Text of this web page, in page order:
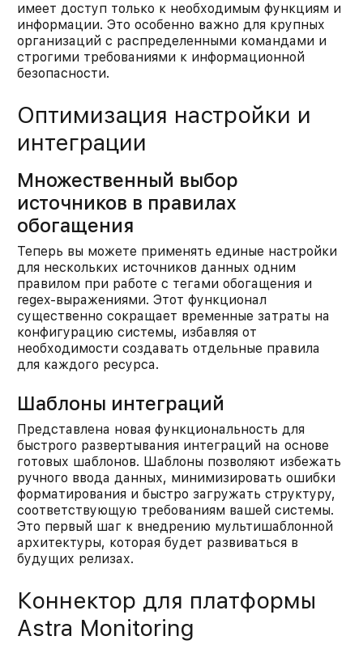
имеет доступ только к необходимым функциям и
информации. Это особенно важно для крупных
организаций с распределенными командами и
строгими требованиями к информационной
безопасности.​
Оптимизация настройки и
интеграции
Множественный выбор
источников в правилах
обогащения
Теперь вы можете применять единые настройки
для нескольких источников данных одним
правилом при работе с тегами обогащения и
regex-выражениями. Этот функционал
существенно сокращает временные затраты на
конфигурацию системы, избавляя от
необходимости создавать отдельные правила
для каждого ресурса.​
Шаблоны интеграций
Представлена новая функциональность для
быстрого развертывания интеграций на основе
готовых шаблонов. Шаблоны позволяют избежать
ручного ввода данных, минимизировать ошибки
форматирования и быстро загружать структуру,
соответствующую требованиям вашей системы.
Это первый шаг к внедрению мультишаблонной
архитектуры, которая будет развиваться в
будущих релизах.​
Коннектор для платформы
Astra Monitoring